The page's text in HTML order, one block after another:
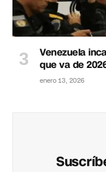
Venezuela
que va de
enero 13, 2026